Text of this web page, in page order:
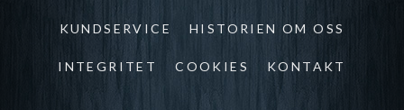
KUNDSERVICE HISTORIEN OM OSS
INTEGRITET COOKIES KONTAKT